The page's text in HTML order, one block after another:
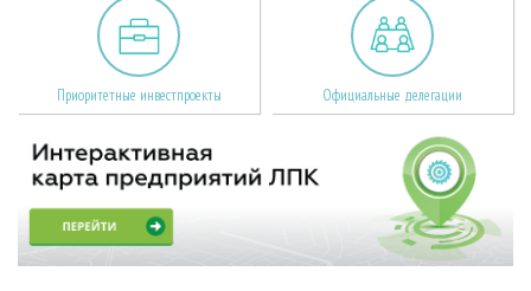
Приоритетные инвестпроекты Официальные делегации